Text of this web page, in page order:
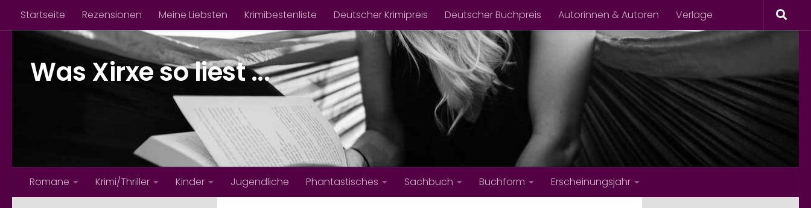
Zum Inhalt springen
Startseite Rezensionen Meine Liebsten Krimibestenliste Deutscher Krimipreis Deutscher Buchpreis Autorinnen & Autoren Verlage
Was Xirxe so liest ...
Romane Krimi/Thriller Kinder Jugendliche Phantastisches Sachbuch Buchform Erscheinungsjahr